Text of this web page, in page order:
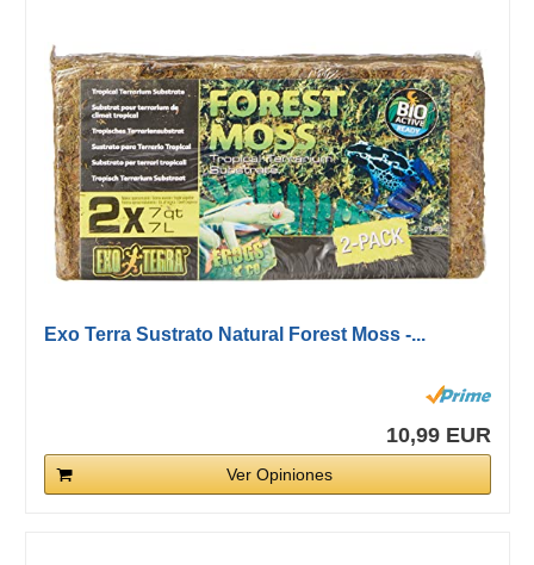
Exo Terra Sustrato Natural Forest Moss -...
10,99 EUR
Ver Opiniones